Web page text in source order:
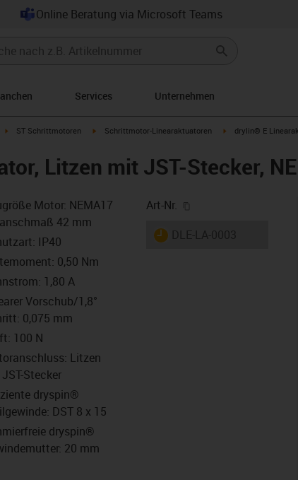
Online Beratung via Microsoft Teams
Services Unternehmen
igus-icon-arrow-right
ST Schrittmotoren igus-icon-arrow-right
Schrittmotor-Linearaktuatoren igus-icon-arrow-right
drylin® E
Litzen mit JST-Stecker,
right
Motor: NEMA17
42 mm
IP40
0,50 Nm
1,80 A
Vorschub/1,8°
0,075 mm
100 N
Litzen
Stecker
dryspin®
DST 8 x 15
dryspin®
20 mm
Art-Nr.
igus-icon-lieferzeit